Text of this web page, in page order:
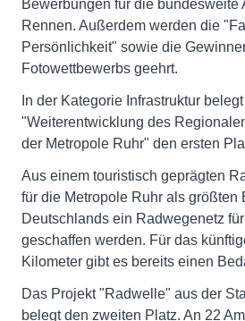
Bewerbungen für die bundesweite
Rennen. Außerdem werden die
Persönlichkeit" sowie die
Fotowettbewerbs geehrt.
In der Kategorie Infrastruktur
"Weiterentwicklung des
der Metropole Ruhr" den ersten
Aus einem touristisch geprägten
für die Metropole Ruhr als größten
Deutschlands ein Radwegenetz
geschaffen werden. Für das
Kilometer gibt es bereits einen
Das Projekt "Radwelle" aus der
belegt den zweiten Platz. An 22